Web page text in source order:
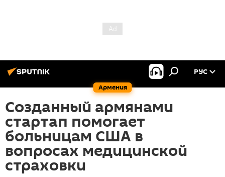
Армения
РУС
Созданный армянами
стартап помогает
больницам США в
вопросах медицинской
страховки